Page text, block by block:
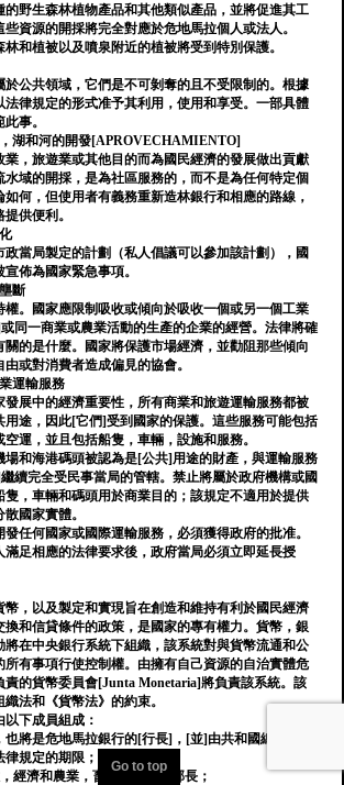
的野生森林植物產品和其他類似產品，並將促進其工
資源的開採將完全對應於危地馬拉個人或法人。
和植被以及噴泉附近的植被將受到特別保護。
於公共領域，它們是不可剝奪的且不受限制的。根據
法律規定的形式准予其利用，使用和享受。一部具體
事。
湖和河的開發[APROVECHAMIENTO]
業，旅遊業或其他目的而為國民經濟的發展做出貢獻
水域的開採，是為社區服務的，而不是為任何特定個
如何，但使用者有義務重新造林銀行和相應的路線，
供便利。
政當局製定的計劃（私人倡議可以參加該計劃），國
佈為國家緊急事項。
斷
權。國家應限制吸收或傾向於吸收一個或另一個工業
同一商業或農業活動的生產的企業的經營。法律將確
關的是什麼。國家將保護市場經濟，並勸阻那些傾向
或對消費者造成偏見的協會。
運輸服務
發展中的經濟重要性，所有商業和旅遊運輸服務都被
用途，因此[它們]受到國家的保護。這些服務可能包括
空運，並且包括船隻，車輛，設施和服務。
場和海港碼頭被認為是[公共]用途的財產，與運輸服務
續完全受民事當局的管轄。禁止將屬於政府機構或國
隻，車輛和碼頭用於商業目的；該規定不適用於提供
國家實體。
任何國家或國際運輸服務，必須獲得政府的批准。
滿足相應的法律要求後，政府當局必須立即延長授
幣，以及製定和實現旨在創造和維持有利於國民經濟
換和信貸條件的政策，是國家的專有權力。貨幣，銀
將在中央銀行系統下組織，該系統對與貨幣流通和公
所有事項行使控制權。由擁有自己資源的自治實體危
責的貨幣委員會[Junta Monetaria]將負責該系統。該
法和《貨幣法》的約束。
下成員組成：
也將是危地馬拉銀行的[行長]，[並]由共和國總統任
規定的期限；
經濟和農業，畜牧業和糧食部長；
Go to top